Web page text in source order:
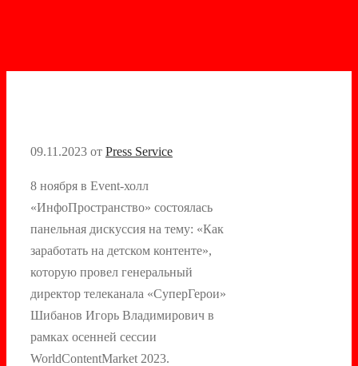
09.11.2023 от Press Service
8 ноября в Event-холл
«ИнфоПространство» состоялась
панельная дискуссия на тему: «Как
заработать на детском контенте»,
которую провел генеральный
директор телеканала «СуперГерои»
Шибанов Игорь Владимирович в
рамках осенней сессии
WorldContentMarket 2023.